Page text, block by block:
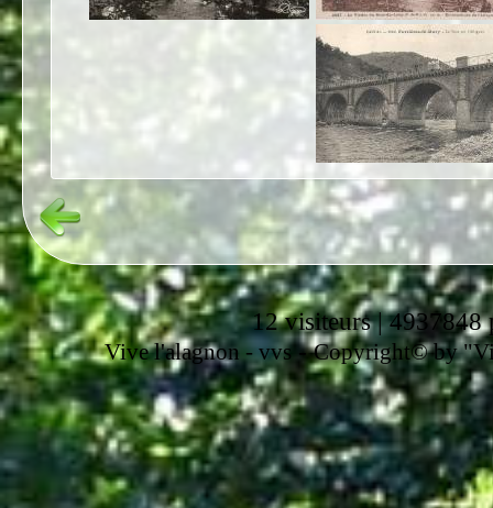
12 visiteurs | 4937848
Vive l'alagnon - vvs-Copyright© by